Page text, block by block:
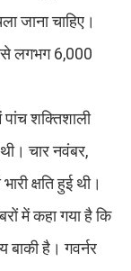
जाना चाहिए।
लगभग 6,000
शक्तिशाली
चार नवंबर,
क्षति हुई थी।
में कहा गया है कि
बाकी है। गवर्नर